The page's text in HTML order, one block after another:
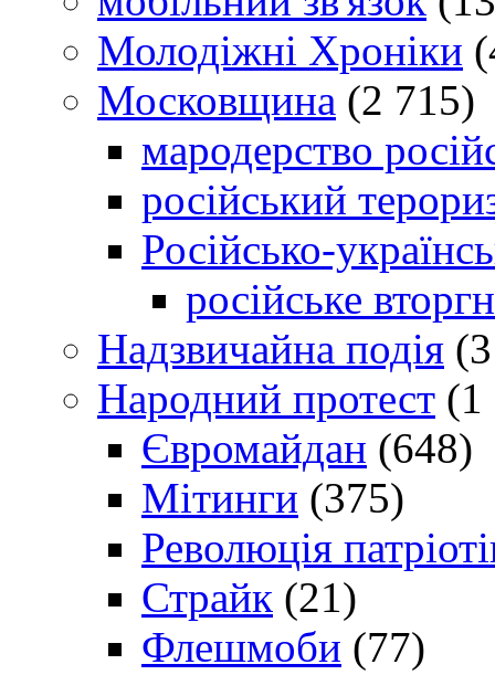
Молодіжні Хроніки
Московщина (2 715)
мародерство
російський
Російсько-
російське
Надзвичайна подія
Народний протест (1
Євромайдан (648)
Мітинги (375)
Революція
Страйк (21)
Флешмоби (77)